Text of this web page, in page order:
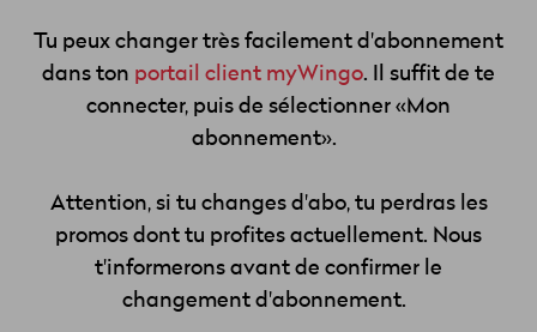
Tu peux changer très facilement d'abonnement
dans ton portail client myWingo. Il suffit de te
connecter, puis de sélectionner «Mon
abonnement».
Attention, si tu changes d'abo, tu perdras les
promos dont tu profites actuellement. Nous
t'informerons avant de confirmer le
changement d'abonnement.